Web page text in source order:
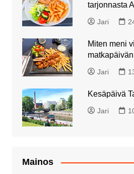
tarjonnasta
Jari
Miten meni
Jari
Kesäpäivä
Jari
Mainos